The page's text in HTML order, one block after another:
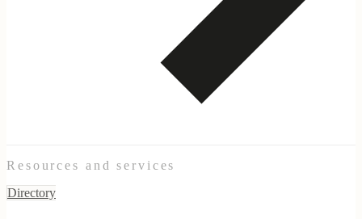
Resources and services
Directory